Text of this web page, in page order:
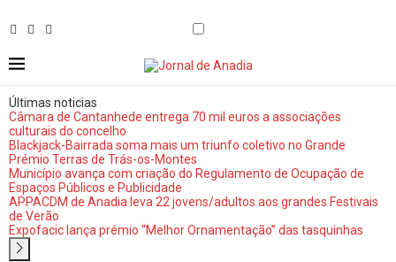
Últimas noticias
Câmara de Cantanhede entrega 70 mil euros a associações
culturais do concelho
Blackjack-Bairrada soma mais um triunfo coletivo no Grande
Prémio Terras de Trás-os-Montes
Município avança com criação do Regulamento de Ocupação de
Espaços Públicos e Publicidade
APPACDM de Anadia leva 22 jovens/adultos aos grandes Festivais
de Verão
Expofacic lança prémio “Melhor Ornamentação” das tasquinhas